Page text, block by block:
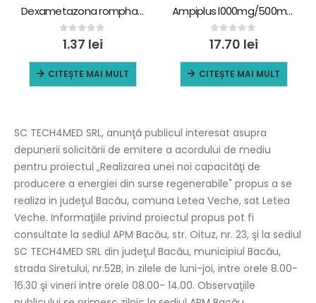
Dexametazona rompharm 4mg/mi sol.inj. 2 mi x 10 fi.
0out of 5
1.37 lei
CITEȘTE MAI MULT
Ampiplus l000mg/500mg pulb.pt.sol.inj./perf
0out of 5
17.70 lei
CITEȘTE MAI MULT
SC TECH4MED SRL, anunţă publicul interesat asupra
depunerii solicitării de emitere a acordului de mediu
pentru proiectul „Realizarea unei noi capacităţi de
producere a energiei din surse regenerabile" propus a se
realiza in judeţul Bacău, comuna Letea Veche, sat Letea
Veche. Informaţiile privind proiectul propus pot fi
consultate la sediul APM Bacău, str. Oituz, nr. 23, şi la sediul
SC TECH4MED SRL din judeţul Bacău, municipiul Bacău,
strada Siretului, nr.52B, in zilele de luni-joi, intre orele 8.00-
16.30 şi vineri intre orele 08.00- 14.00. Observaţiile